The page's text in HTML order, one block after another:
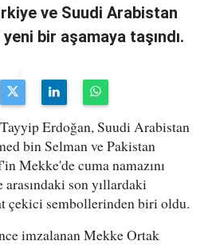
ve Suudi Arabistan
bir aşamaya taşındı.
Erdoğan, Suudi Arabistan
bin Selman ve Pakistan
Mekke'de cuma namazını
son yıllardaki
çekici sembollerinden biri oldu.
imzalanan Mekke Ortak